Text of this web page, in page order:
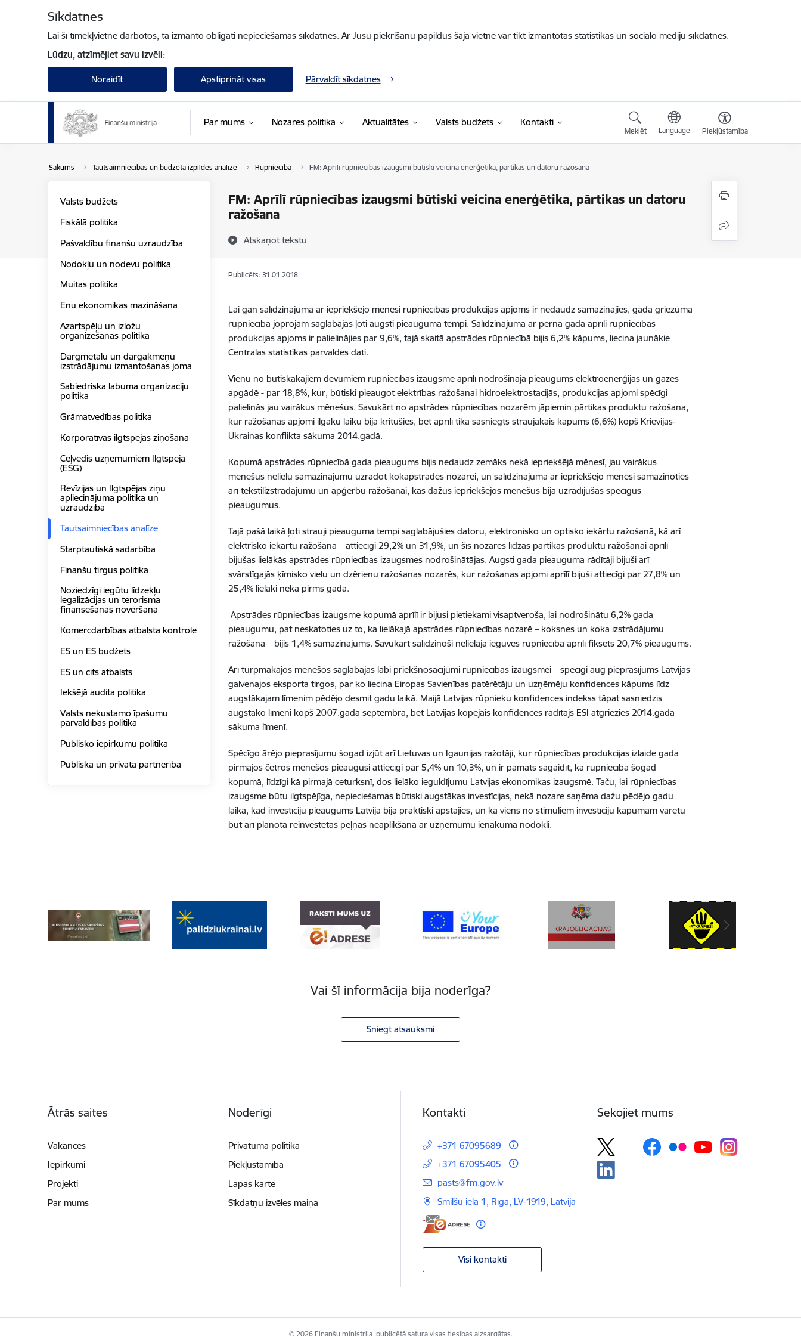
Sīkdatnes
Lai šī tīmekļvietne darbotos, tā izmanto obligāti nepieciešamās sīkdatnes. Ar Jūsu piekrišanu papildus šajā vietnē var tikt izmantotas statistikas un sociālo mediju sīkdatnes.
Lūdzu, atzīmējiet savu izvēli:
Noraidīt Apstiprināt visas Pārvaldīt sīkdatnes
Par mums Nozares politika Aktualitātes Valsts budžets Kontakti
Meklēt Language Piekļūstamība
Sākums Tautsaimniecības un budžeta izpildes analīze Rūpniecība FM: Aprīlī rūpniecības izaugsmi būtiski veicina enerģētika, pārtikas un datoru ražošana
FM: Aprīlī rūpniecības izaugsmi būtiski veicina enerģētika, pārtikas un datoru
ražošana
Atskaņot tekstu
Valsts budžets
Fiskālā politika
Pašvaldību finanšu uzraudzība
Nodokļu un nodevu politika
Muitas politika
Ēnu ekonomikas mazināšana
Azartspēļu un izložu
organizēšanas politika
Dārgmetālu un dārgakmeņu
izstrādājumu izmantošanas joma
Sabiedriskā labuma organizāciju
politika
Grāmatvedības politika
Korporatīvās ilgtspēja​s ziņošana
Ceļvedis uzņēmumiem Ilgtspējā
(ESG)
Revīzijas un Ilgtspējas ziņu
apliecinājuma politika un
uzraudzība
Tautsaimniecības analīze
Starptautiskā sadarbība
Finanšu tirgus politika
Noziedzīgi iegūtu līdzekļu
legalizācijas un terorisma
finansēšanas novēršana
Komercdarbības atbalsta kontrole
ES un ES budžets
ES un cits atbalsts
Iekšējā audita politika
Valsts nekustamo īpašumu
pārvaldības politika
Publisko iepirkumu politika
Publiskā un privātā partnerība
Publicēts: 31.01.2018.
Lai gan salīdzinājumā ar iepriekšējo mēnesi rūpniecības produkcijas apjoms ir nedaudz samazinājies, gada griezumā
rūpniecībā joprojām saglabājas ļoti augsti pieauguma tempi. Salīdzinājumā ar pērnā gada aprīli rūpniecības
produkcijas apjoms ir palielinājies par 9,6%, tajā skaitā apstrādes rūpniecībā bijis 6,2% kāpums, liecina jaunākie
Centrālās statistikas pārvaldes dati.
Vienu no būtiskākajiem devumiem rūpniecības izaugsmē aprīlī nodrošināja pieaugums elektroenerģijas un gāzes
apgādē - par 18,8%, kur, būtiski pieaugot elektrības ražošanai hidroelektrostacijās, produkcijas apjomi spēcīgi
palielinās jau vairākus mēnešus. Savukārt no apstrādes rūpniecības nozarēm jāpiemin pārtikas produktu ražošana,
kur ražošanas apjomi ilgāku laiku bija kritušies, bet aprīlī tika sasniegts straujākais kāpums (6,6%) kopš Krievijas-
Ukrainas konflikta sākuma 2014.gadā.
Kopumā apstrādes rūpniecībā gada pieaugums bijis nedaudz zemāks nekā iepriekšējā mēnesī, jau vairākus
mēnešus nelielu samazinājumu uzrādot kokapstrādes nozarei, un salīdzinājumā ar iepriekšējo mēnesi samazinoties
arī tekstilizstrādājumu un apģērbu ražošanai, kas dažus iepriekšējos mēnešus bija uzrādījušas spēcīgus
pieaugumus.
Tajā pašā laikā ļoti strauji pieauguma tempi saglabājušies datoru, elektronisko un optisko iekārtu ražošanā, kā arī
elektrisko iekārtu ražošanā – attiecīgi 29,2% un 31,9%, un šīs nozares līdzās pārtikas produktu ražošanai aprīlī
bijušas lielākās apstrādes rūpniecības izaugsmes nodrošinātājas. Augsti gada pieauguma rādītāji bijuši arī
svārstīgajās ķīmisko vielu un dzērienu ražošanas nozarēs, kur ražošanas apjomi aprīlī bijuši attiecīgi par 27,8% un
25,4% lielāki nekā pirms gada.
Apstrādes rūpniecības izaugsme kopumā aprīlī ir bijusi pietiekami visaptveroša, lai nodrošinātu 6,2% gada
pieaugumu, pat neskatoties uz to, ka lielākajā apstrādes rūpniecības nozarē – koksnes un koka izstrādājumu
ražošanā – bijis 1,4% samazinājums. Savukārt salīdzinoši nelielajā ieguves rūpniecībā aprīlī fiksēts 20,7% pieaugums.
Arī turpmākajos mēnešos saglabājas labi priekšnosacījumi rūpniecības izaugsmei – spēcīgi aug pieprasījums Latvijas
galvenajos eksporta tirgos, par ko liecina Eiropas Savienības patērētāju un uzņēmēju konfidences kāpums līdz
augstākajam līmenim pēdējo desmit gadu laikā. Maijā Latvijas rūpnieku konfidences indekss tāpat sasniedzis
augstāko līmeni kopš 2007.gada septembra, bet Latvijas kopējais konfidences rādītājs ESI atgriezies 2014.gada
sākuma līmenī.
Spēcīgo ārējo pieprasījumu šogad izjūt arī Lietuvas un Igaunijas ražotāji, kur rūpniecības produkcijas izlaide gada
pirmajos četros mēnešos pieaugusi attiecīgi par 5,4% un 10,3%, un ir pamats sagaidīt, ka rūpniecība šogad
kopumā, līdzīgi kā pirmajā ceturksnī, dos lielāko ieguldījumu Latvijas ekonomikas izaugsmē. Taču, lai rūpniecības
izaugsme būtu ilgtspējīga, nepieciešamas būtiski augstākas investīcijas, nekā nozare saņēma dažu pēdējo gadu
laikā, kad investīciju pieaugums Latvijā bija praktiski apstājies, un kā viens no stimuliem investīciju kāpumam varētu
būt arī plānotā reinvestētās peļņas neaplikšana ar uzņēmumu ienākuma nodokli.
Vai šī informācija bija noderīga?
Sniegt atsauksmi
Ātrās saites
Vakances
Iepirkumi
Projekti
Par mums
Noderīgi
Privātuma politika
Piekļūstamība
Lapas karte
Sīkdatņu izvēles maiņa
Kontakti
+371 67095689
+371 67095405
E-pasts:
pasts@fm.gov.lv
Smilšu iela 1, Rīga, LV-1919, Latvija
Visi kontakti
Sekojiet mums
© 2026 Finanšu ministrija, publicētā satura visas tiesības aizsargātas.